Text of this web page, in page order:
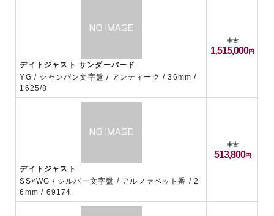
デイトジャスト サンダーバード
YG / シャンパン文字盤 / アンティーク / 36mm /
1625/8
中古
1,515,000
デイトジャスト
SS×WG / シルバー文字盤 / アルファベット番 / 2
6mm / 69174
中古
513,800